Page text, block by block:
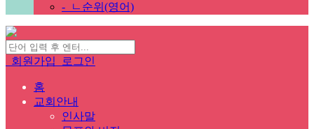
-
ㄴ순위(영어)
회원가입 로그인
홈
교회안내
인사말